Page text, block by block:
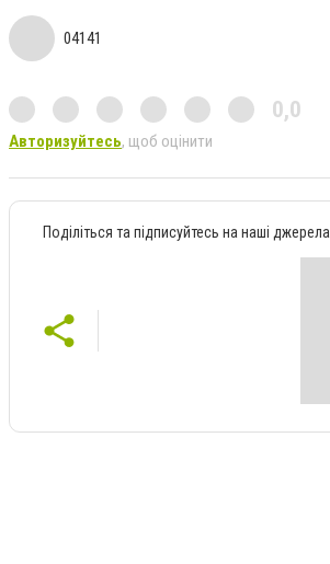
04141
0,0
Авторизуйтесь, щоб оцінити
Поділіться та підписуйтесь на наші джерела